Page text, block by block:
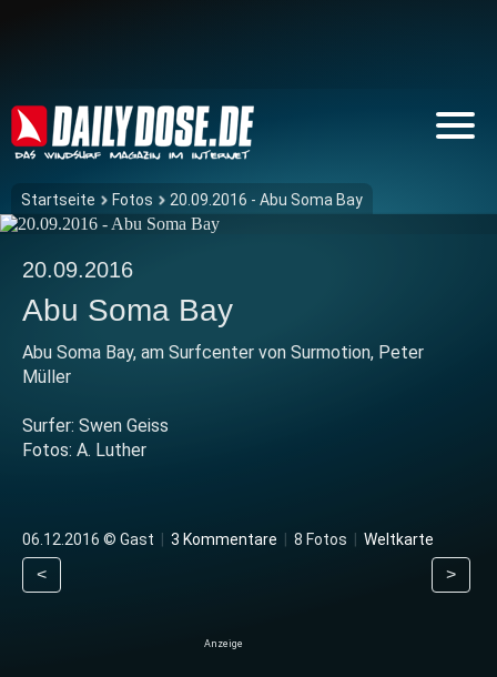
Startseite Fotos 20.09.2016 - Abu Soma Bay
20.09.2016
Abu Soma Bay
Abu Soma Bay, am Surfcenter von Surmotion, Peter
Müller
Surfer: Swen Geiss
Fotos: A. Luther
06.12.2016 © Gast 3 Kommentare 8 Fotos Weltkarte
< >